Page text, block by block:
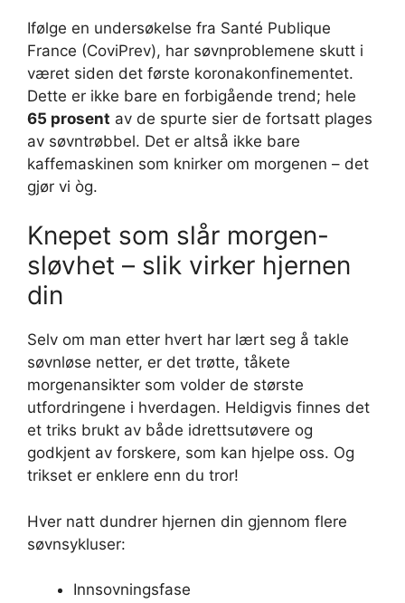
Ifølge en undersøkelse fra Santé Publique
France (CoviPrev), har søvnproblemene skutt i
været siden det første koronakonfinementet.
Dette er ikke bare en forbigående trend; hele
65 prosent av de spurte sier de fortsatt plages
av søvntrøbbel. Det er altså ikke bare
kaffemaskinen som knirker om morgenen – det
gjør vi òg.
Knepet som slår morgen-
sløvhet – slik virker hjernen
din
Selv om man etter hvert har lært seg å takle
søvnløse netter, er det trøtte, tåkete
morgenansikter som volder de største
utfordringene i hverdagen. Heldigvis finnes det
et triks brukt av både idrettsutøvere og
godkjent av forskere, som kan hjelpe oss. Og
trikset er enklere enn du tror!
Hver natt dundrer hjernen din gjennom flere
søvnsykluser:
Innsovningsfase